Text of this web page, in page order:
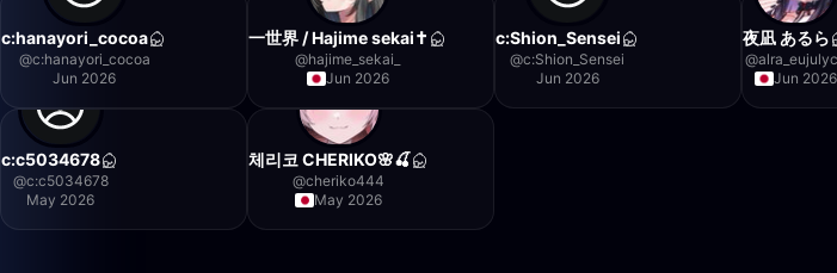
c:hanayori_cocoa
@c:hanayori_cocoa
Jun 2026
一世界 / Hajime sekai✝️
@hajime_sekai_
Jun 2026
c:Shion_Sensei
@c:Shion_Sensei
Jun 2026
夜凪 あるら
@
Jun 2026
c:c5034678
@c:c5034678
May 2026
체리코 CHERIKO🌸🍒
@cheriko444
May 2026